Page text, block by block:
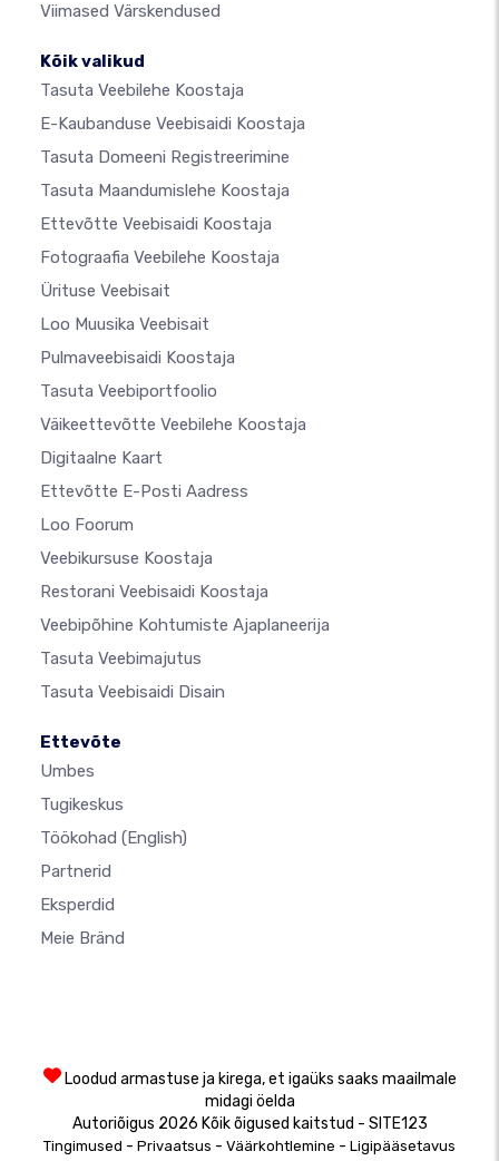
Viimased Värskendused
Kõik valikud
Tasuta Veebilehe Koostaja
E-Kaubanduse Veebisaidi Koostaja
Tasuta Domeeni Registreerimine
Tasuta Maandumislehe Koostaja
Ettevõtte Veebisaidi Koostaja
Fotograafia Veebilehe Koostaja
Ürituse Veebisait
Loo Muusika Veebisait
Pulmaveebisaidi Koostaja
Tasuta Veebiportfoolio
Väikeettevõtte Veebilehe Koostaja
Digitaalne Kaart
Ettevõtte E-Posti Aadress
Loo Foorum
Veebikursuse Koostaja
Restorani Veebisaidi Koostaja
Veebipõhine Kohtumiste Ajaplaneerija
Tasuta Veebimajutus
Tasuta Veebisaidi Disain
Ettevõte
Umbes
Tugikeskus
Töökohad (English)
Partnerid
Eksperdid
Meie Bränd
Loodud armastuse ja kirega, et igaüks saaks maailmale
midagi öelda
Autoriõigus 2026 Kõik õigused kaitstud - SITE123
Tingimused - Privaatsus - Väärkohtlemine - Ligipääsetavus